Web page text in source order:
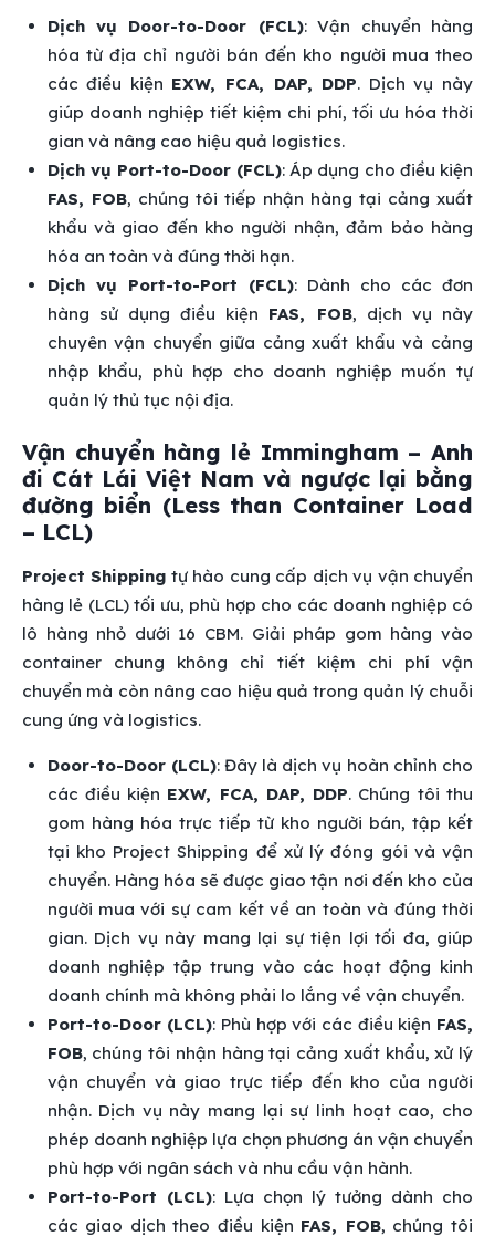
Dịch vụ Door-to-Door (FCL): Vận chuyển hàng
hóa từ địa chỉ người bán đến kho người mua theo
các điều kiện EXW, FCA, DAP, DDP. Dịch vụ này
giúp doanh nghiệp tiết kiệm chi phí, tối ưu hóa thời
gian và nâng cao hiệu quả logistics.
Dịch vụ Port-to-Door (FCL): Áp dụng cho điều kiện
FAS, FOB, chúng tôi tiếp nhận hàng tại cảng xuất
khẩu và giao đến kho người nhận, đảm bảo hàng
hóa an toàn và đúng thời hạn.
Dịch vụ Port-to-Port (FCL): Dành cho các đơn
hàng sử dụng điều kiện FAS, FOB, dịch vụ này
chuyên vận chuyển giữa cảng xuất khẩu và cảng
nhập khẩu, phù hợp cho doanh nghiệp muốn tự
quản lý thủ tục nội địa.
Vận chuyển hàng lẻ Immingham – Anh
đi Cát Lái Việt Nam và ngược lại bằng
đường biển (Less than Container Load
– LCL)
Project Shipping tự hào cung cấp dịch vụ vận chuyển
hàng lẻ (LCL) tối ưu, phù hợp cho các doanh nghiệp có
lô hàng nhỏ dưới 16 CBM. Giải pháp gom hàng vào
container chung không chỉ tiết kiệm chi phí vận
chuyển mà còn nâng cao hiệu quả trong quản lý chuỗi
cung ứng và logistics.
Door-to-Door (LCL): Đây là dịch vụ hoàn chỉnh cho
các điều kiện EXW, FCA, DAP, DDP. Chúng tôi thu
gom hàng hóa trực tiếp từ kho người bán, tập kết
tại kho Project Shipping để xử lý đóng gói và vận
chuyển. Hàng hóa sẽ được giao tận nơi đến kho của
người mua với sự cam kết về an toàn và đúng thời
gian. Dịch vụ này mang lại sự tiện lợi tối đa, giúp
doanh nghiệp tập trung vào các hoạt động kinh
doanh chính mà không phải lo lắng về vận chuyển.
Port-to-Door (LCL): Phù hợp với các điều kiện FAS,
FOB, chúng tôi nhận hàng tại cảng xuất khẩu, xử lý
vận chuyển và giao trực tiếp đến kho của người
nhận. Dịch vụ này mang lại sự linh hoạt cao, cho
phép doanh nghiệp lựa chọn phương án vận chuyển
phù hợp với ngân sách và nhu cầu vận hành.
Port-to-Port (LCL): Lựa chọn lý tưởng dành cho
các giao dịch theo điều kiện FAS, FOB, chúng tôi